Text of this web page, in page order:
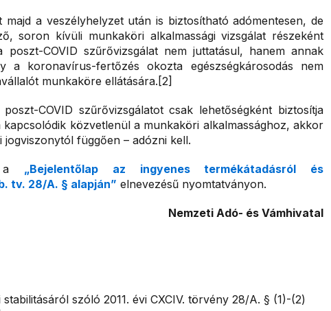
majd a veszélyhelyzet után is biztosítható adómentesen, de
soron kívüli munkaköri alkalmassági vizsgálat részeként
COVID szűrővizsgálat nem juttatásul, hanem annak
a koronavírus-fertőzés okozta egészségkárosodás nem
munkaköre ellátására.[2]
COVID szűrővizsgálatot csak lehetőségként biztosítja
közvetlenül a munkaköri alkalmassághoz, akkor
függően – adózni kell.
a „Bejelentőlap az ingyenes termékátadásról és
tv. 28/A. § alapján” elnevezésű nyomtatványon.
Nemzeti Adó- és Vámhivatal
szóló 2011. évi CXCIV. törvény 28/A. § (1)-(2)